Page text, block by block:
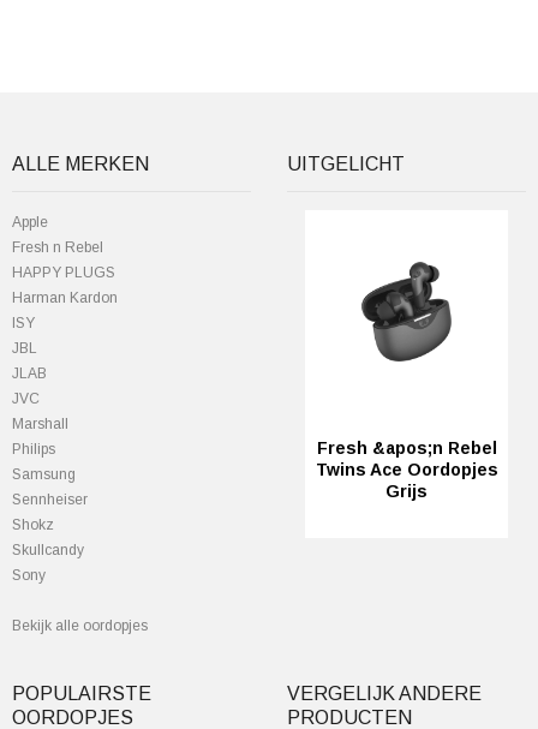
ALLE MERKEN
Apple
Fresh n Rebel
HAPPY PLUGS
Harman Kardon
ISY
JBL
JLAB
JVC
Marshall
Philips
Samsung
Sennheiser
Shokz
Skullcandy
Sony
Bekijk alle oordopjes
UITGELICHT
Fresh &apos;n Rebel
Twins Ace Oordopjes
Grijs
POPULAIRSTE
OORDOPJES
VERGELIJK ANDERE
PRODUCTEN